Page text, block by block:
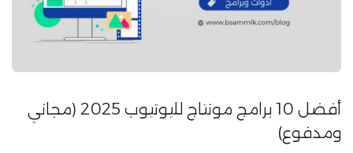
أفضل 10 برامج مونتاج لليوتيوب 2025 (مجاني
ومدفوع)